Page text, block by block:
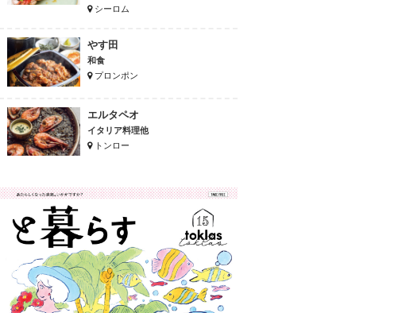
シーロム
やす田
和食
プロンポン
エルタペオ
イタリア料理他
トンロー